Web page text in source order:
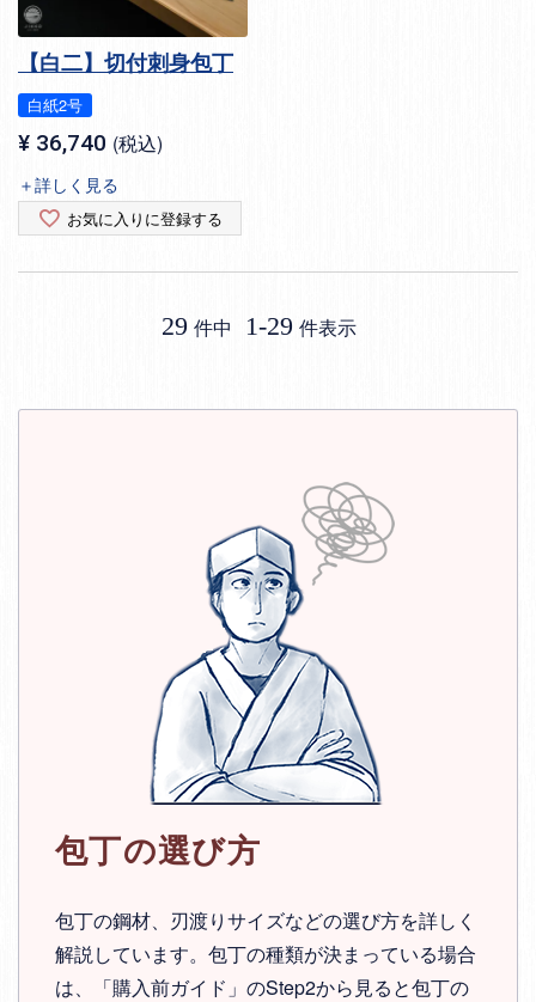
【白二】切付刺身包丁
白紙2号
¥ 36,740 税込
＋詳しく見る
お気に入りに登録する
29 件中 1-29 件表示
包丁の選び方
包丁の鋼材、刃渡りサイズなどの選び方を詳しく
解説しています。包丁の種類が決まっている場合
は、「購入前ガイド」のStep2から見ると包丁の